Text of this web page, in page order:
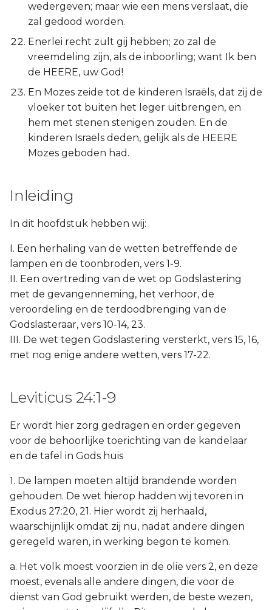
wedergeven; maar wie een mens verslaat, die
zal gedood worden.
Enerlei recht zult gij hebben; zo zal de
vreemdeling zijn, als de inboorling; want Ik ben
de HEERE, uw God!
En Mozes zeide tot de kinderen Israëls, dat zij de
vloeker tot buiten het leger uitbrengen, en
hem met stenen stenigen zouden. En de
kinderen Israëls deden, gelijk als de HEERE
Mozes geboden had.
Inleiding
In dit hoofdstuk hebben wij:
I. Een herhaling van de wetten betreffende de
lampen en de toonbroden, vers 1-9.
II. Een overtreding van de wet op Godslastering
met de gevangenneming, het verhoor, de
veroordeling en de terdoodbrenging van de
Godslasteraar, vers 10-14, 23.
III. De wet tegen Godslastering versterkt, vers 15, 16,
met nog enige andere wetten, vers 17-22.
Leviticus 24:1-9
Er wordt hier zorg gedragen en order gegeven
voor de behoorlijke toerichting van de kandelaar
en de tafel in Gods huis
1. De lampen moeten altijd brandende worden
gehouden. De wet hierop hadden wij tevoren in
Exodus 27:20, 21. Hier wordt zij herhaald,
waarschijnlijk omdat zij nu, nadat andere dingen
geregeld waren, in werking begon te komen.
a. Het volk moest voorzien in de olie vers 2, en deze
moest, evenals alle andere dingen, die voor de
dienst van God gebruikt werden, de beste wezen,